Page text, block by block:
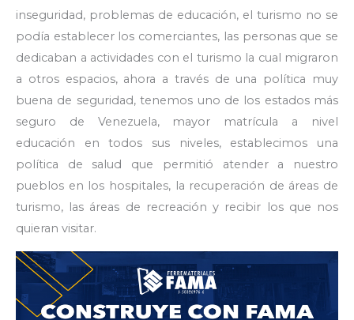
inseguridad, problemas de educación, el turismo no se
podía establecer los comerciantes, las personas que se
dedicaban a actividades con el turismo la cual migraron
a otros espacios, ahora a través de una política muy
buena de seguridad, tenemos uno de los estados más
seguro de Venezuela, mayor matrícula a nivel
educación en todos sus niveles, establecimos una
política de salud que permitió atender a nuestro
pueblos en los hospitales, la recuperación de áreas de
turismo, las áreas de recreación y recibir los que nos
quieran visitar.